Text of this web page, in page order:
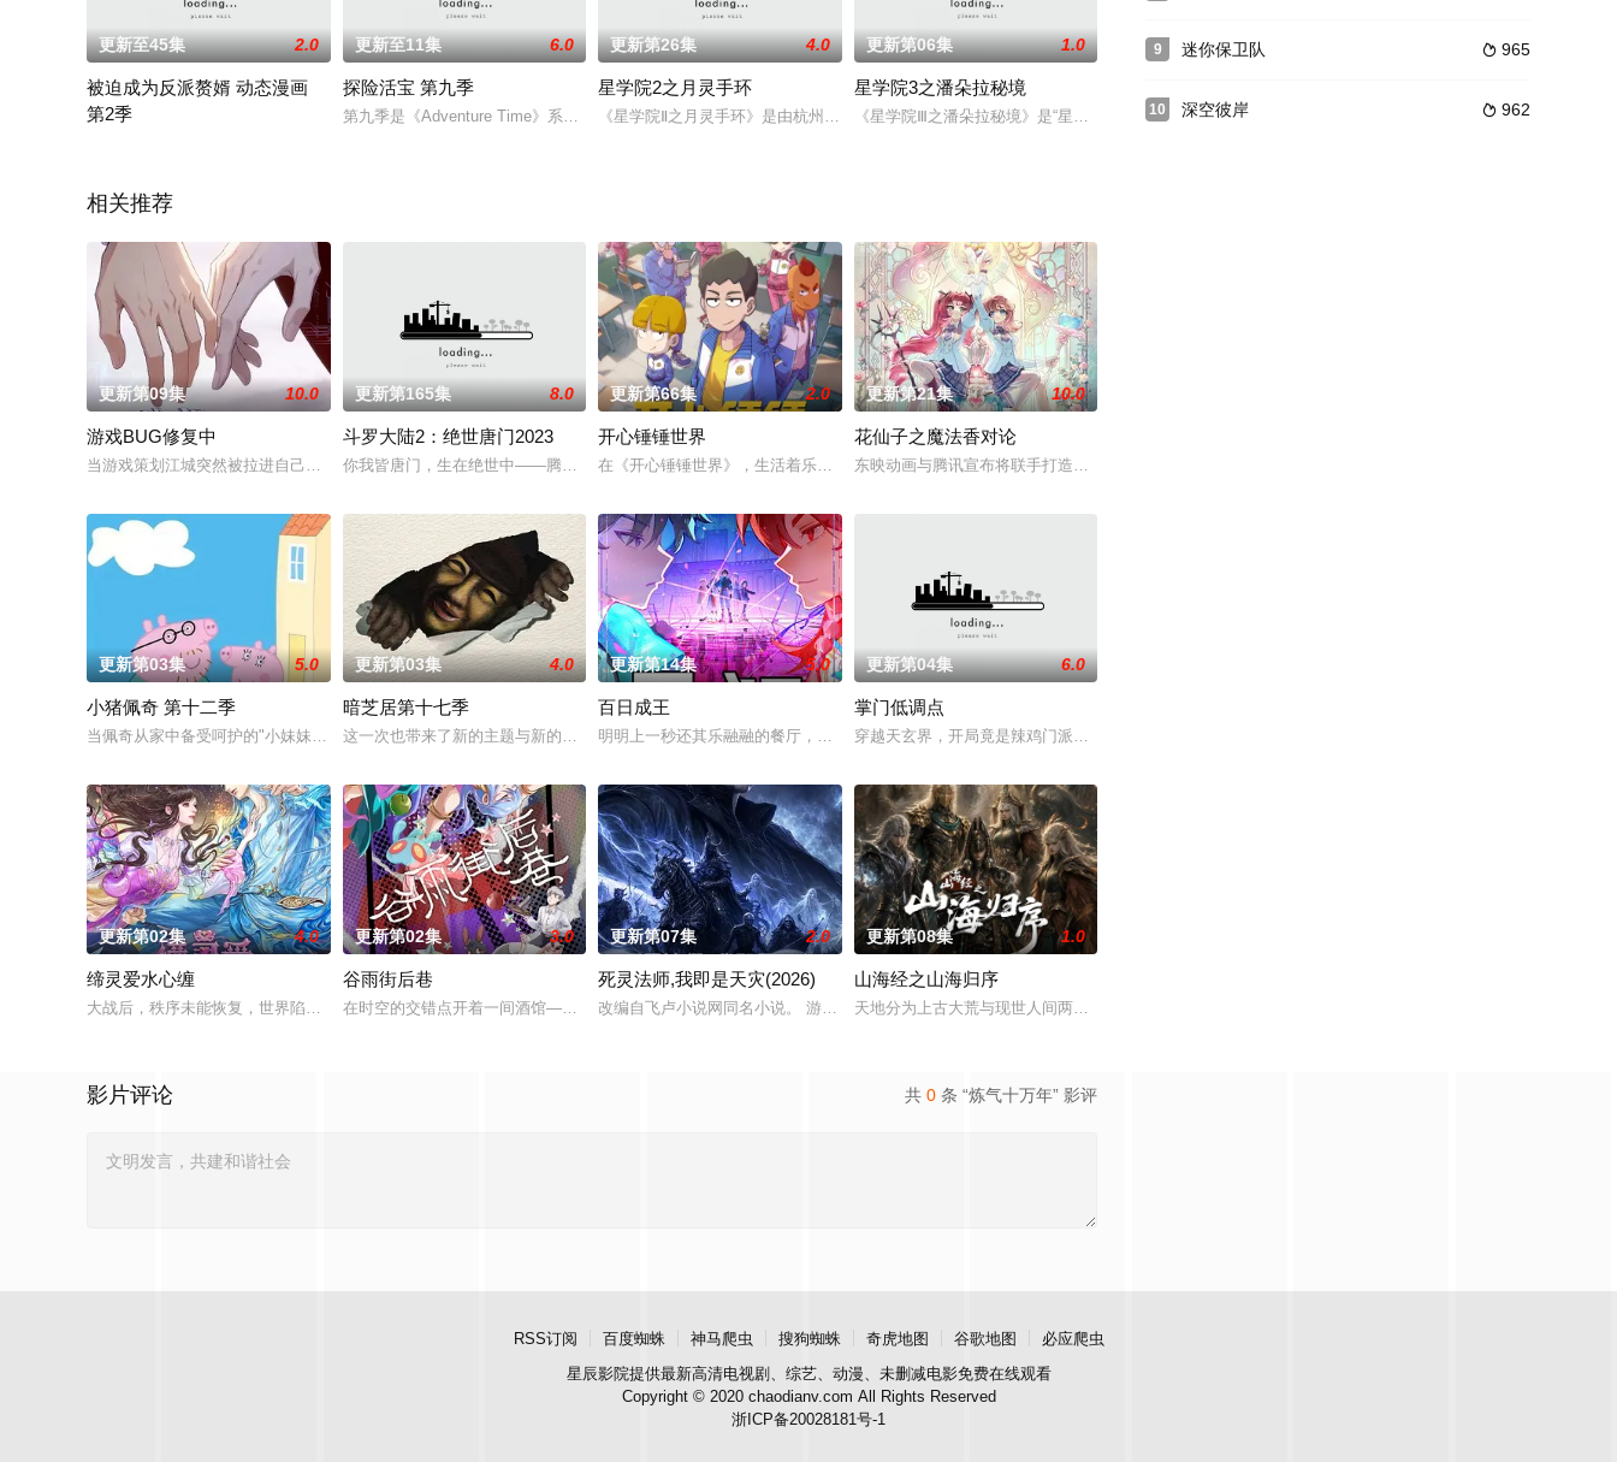
更新至45集 2.0
被迫成为反派赘婿 动态漫画
第2季
更新至11集 6.0
探险活宝 第九季
第九季是《Adventure Time》系列的最终季。该季共16集，大结局名为《Come Alone With Me》，与ED同名，将分4集播放。
更新第26集 4.0
星学院2之月灵手环
《星学院Ⅱ之月灵手环》是由杭州美盛动漫有限公司推出的一部26集魔幻冒险类魔法少女动画连续剧。主要讲述小月和菲洛两位魔法少女为了拯救自
更新第06集 1.0
星学院3之潘朵拉秘境
《星学院Ⅲ之潘朵拉秘境》是“星学院”系列的第三部，主要讲述了菲洛、小月、美星三位魔法少女进入潘朵拉
相关推荐
更新第09集 10.0
游戏BUG修复中
当游戏策划江城突然被拉进自己精心打造的数字世界时，他原本以为能在这片熟悉的地方游刃有余。然而，令他震惊的是，游戏中强大无比的魔王苏夜不知为何竟然觉醒了
更新第165集 8.0
斗罗大陆2：绝世唐门2023
你我皆唐门，生在绝世中——腾讯视频《斗罗大陆绝世唐门》动画正式启动！
更新第66集 2.0
开心锤锤世界
在《开心锤锤世界》，生活着乐观善良的少年锤锤和他性格各异的家人朋友们，他们在日常琐事中脑洞大开，以充满趣味的方式应对生活琐事或难
更新第21集 10.0
花仙子之魔法香对论
东映动画与腾讯宣布将联手打造『花仙子』全新动画 新作将继承经典、结合潮流、呈现崭新的花仙子世界。
更新第03集 5.0
小猪佩奇 第十二季
当佩奇从家中备受呵护的"小妹妹"一跃成为肩负责任的"大姐姐"，而乔治从集万千宠爱于一身的"小弟弟&q
更新第03集 4.0
暗芝居第十七季
这一次也带来了新的主题与新的恐怖演出，充满了令人脊背发凉的故事。负责演唱片尾主题曲的二人歌谣组合“风轮”也会以声优的身份参加，成为本季的一大亮点。又出
更新第14集 5.0
百日成王
明明上一秒还其乐融融的餐厅，下一秒竟然血流成河……明明是爱民如子的君王下一秒竟然变成嗜血凶兽……“明”失去了一切在乎的人，这个糟糕的
更新第04集 6.0
掌门低调点
穿越天玄界，开局竟是辣鸡门派掌门人！都市氪金人重生游戏异界，拿玩家当走狗，收世界主角做小弟，论装
更新第02集 4.0
缔灵爱水心缠
大战后，秩序未能恢复，世界陷入混乱。混沌从深渊崛起，黑暗如潮水般吞噬大地……缔默完成了命运的蜕变——她不再是被守护的少女，而是手持万灵缔杖的“万灵神女
更新第02集 3.0
谷雨街后巷
在时空的交错点开着一间酒馆——谷雨街后巷。 无论城市的角落，还是繁星坠落的荒漠， 穿过现实的迷宫，欢迎光临“谷雨街后巷”。 在这有着无尽时间的酒馆里，
更新第07集 2.0
死灵法师,我即是天灾(2026)
改编自飞卢小说网同名小说。 游戏降临现实，世界规则颠覆，人类进入全民转职时代。 机遇之下暗流汹涌，深渊的魔族和龙族同样觊觎新世界，与
更新第08集 1.0
山海经之山海归序
天地分为上古大荒与现世人间两界，由太极壁垒相隔，域外虚无异境滋生侵蚀神魂、扰乱秩序的暗紫色暗力
共 0 条 “炼气十万年” 影评
影片评论
9  965
迷你保卫队
10  962
深空彼岸
RSS订阅 百度蜘蛛 神马爬虫 搜狗蜘蛛 奇虎地图 谷歌地图
必应爬虫
星辰影院提供最新高清电视剧、综艺、动漫、未删减电影免费在线观看
Copyright © 2020 chaodianv.com All Rights Reserved
浙ICP备20028181号-1